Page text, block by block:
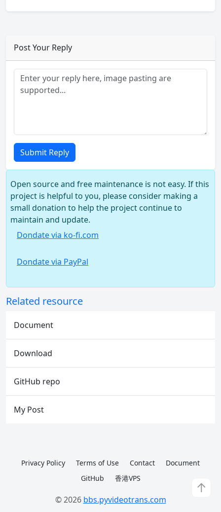
Post Your Reply
Submit Reply
Open source and free maintenance is not easy. If this
project is helpful to you, please consider making a
small donation to help the project continue to
maintain and update.
Dondate via ko-fi.com
Dondate via PayPal
Related resource
Document
Download
GitHub repo
My Post
↑
Privacy Policy Terms of Use Contact
Document
GitHub
香港VPS
© 2026 bbs.pyvideotrans.com